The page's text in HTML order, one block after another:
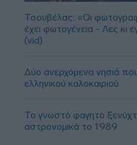
Τσουβέλας: «Οι
έχει φωτογένεια - Λες κι
(vid)
Δύο ανερχόμενα νησιά
ελληνικού καλοκαιριού
Το γνωστό φαγητό
αστρονομικά το 1989